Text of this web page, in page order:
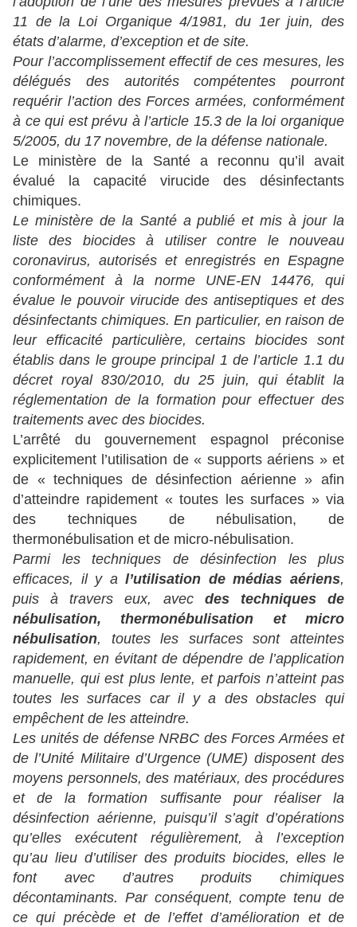
11 de la Loi Organique 4/1981, du 1er juin, des
états d’alarme, d’exception et de site.
Pour l’accomplissement effectif de ces mesures, les
délégués des autorités compétentes pourront
requérir l’action des Forces armées, conformément
à ce qui est prévu à l’article 15.3 de la loi organique
5/2005, du 17 novembre, de la défense nationale.
Le ministère de la Santé a reconnu qu’il avait
évalué la capacité virucide des désinfectants
chimiques.
Le ministère de la Santé a publié et mis à jour la
liste des biocides à utiliser contre le nouveau
coronavirus, autorisés et enregistrés en Espagne
conformément à la norme UNE-EN 14476, qui
évalue le pouvoir virucide des antiseptiques et des
désinfectants chimiques. En particulier, en raison de
leur efficacité particulière, certains biocides sont
établis dans le groupe principal 1 de l’article 1.1 du
décret royal 830/2010, du 25 juin, qui établit la
réglementation de la formation pour effectuer des
traitements avec des biocides.
L’arrêté du gouvernement espagnol préconise
explicitement l’utilisation de « supports aériens » et
de « techniques de désinfection aérienne » afin
d’atteindre rapidement « toutes les surfaces » via
des techniques de nébulisation, de
thermonébulisation et de micro-nébulisation.
Parmi les techniques de désinfection les plus
efficaces, il y al’utilisation de médias aériens,
puis à travers eux, avec des techniques de
nébulisation, thermonébulisation et micro
nébulisation, toutes les surfaces sont atteintes
rapidement, en évitant de dépendre de l’application
manuelle, qui est plus lente, et parfois n’atteint pas
toutes les surfaces car il y a des obstacles qui
empêchent de les atteindre.
Les unités de défense NRBC des Forces Armées et
de l’Unité Militaire d’Urgence (UME) disposent des
moyens personnels, des matériaux, des procédures
et de la formation suffisante pour réaliser la
désinfection aérienne, puisqu’il s’agit d’opérations
qu’elles exécutent régulièrement, à l’exception
qu’au lieu d’utiliser des produits biocides, elles le
font avec d’autres produits chimiques
décontaminants. Par conséquent, compte tenu de
ce qui précède et de l’effet d’amélioration et de